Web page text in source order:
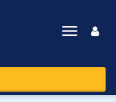
Toggle